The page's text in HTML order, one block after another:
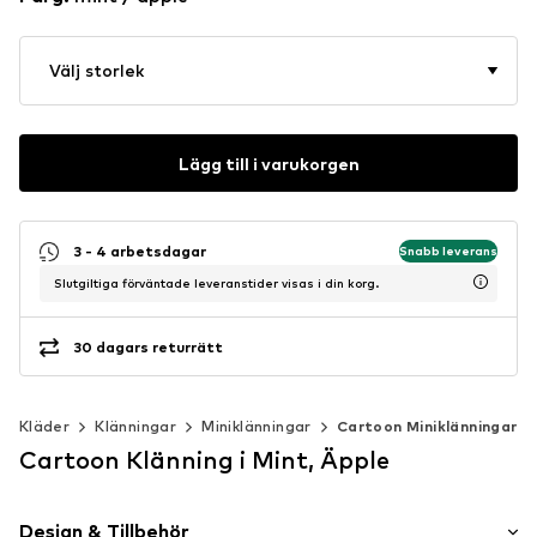
Välj storlek
Lägg till i varukorgen
3 - 4 arbetsdagar Snabb leverans
Slutgiltiga förväntade leveranstider visas i din korg.
30 dagars returrätt
Kläder Klänningar Miniklänningar Cartoon Miniklänningar
Cartoon Klänning i Mint, Äpple
Design & Tillbehör